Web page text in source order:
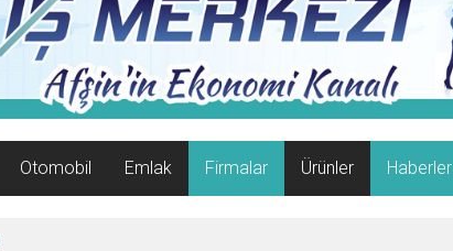
Otomobil Emlak Firmalar Ürünler Haberler